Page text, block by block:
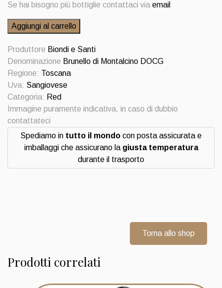
Se hai bisogno più bottiglie contattaci via email
Brunello
di
Montalcino
Tenuta
Greppo
2008
Biondi
e
Santi
quantità
Aggiungi al carrello
Produttore Biondi e Santi
Denominazione Brunello di Montalcino DOCG
Regione: Toscana
Uva: Sangiovese
Categoria: Red
Immagine puramente indicativa, in caso di dubbio
contattateci
Spediamo in tutto il mondo con posta assicurata e
imballaggi che assicurano la giusta temperatura
durante il trasporto
Torna allo shop
Prodotti correlati